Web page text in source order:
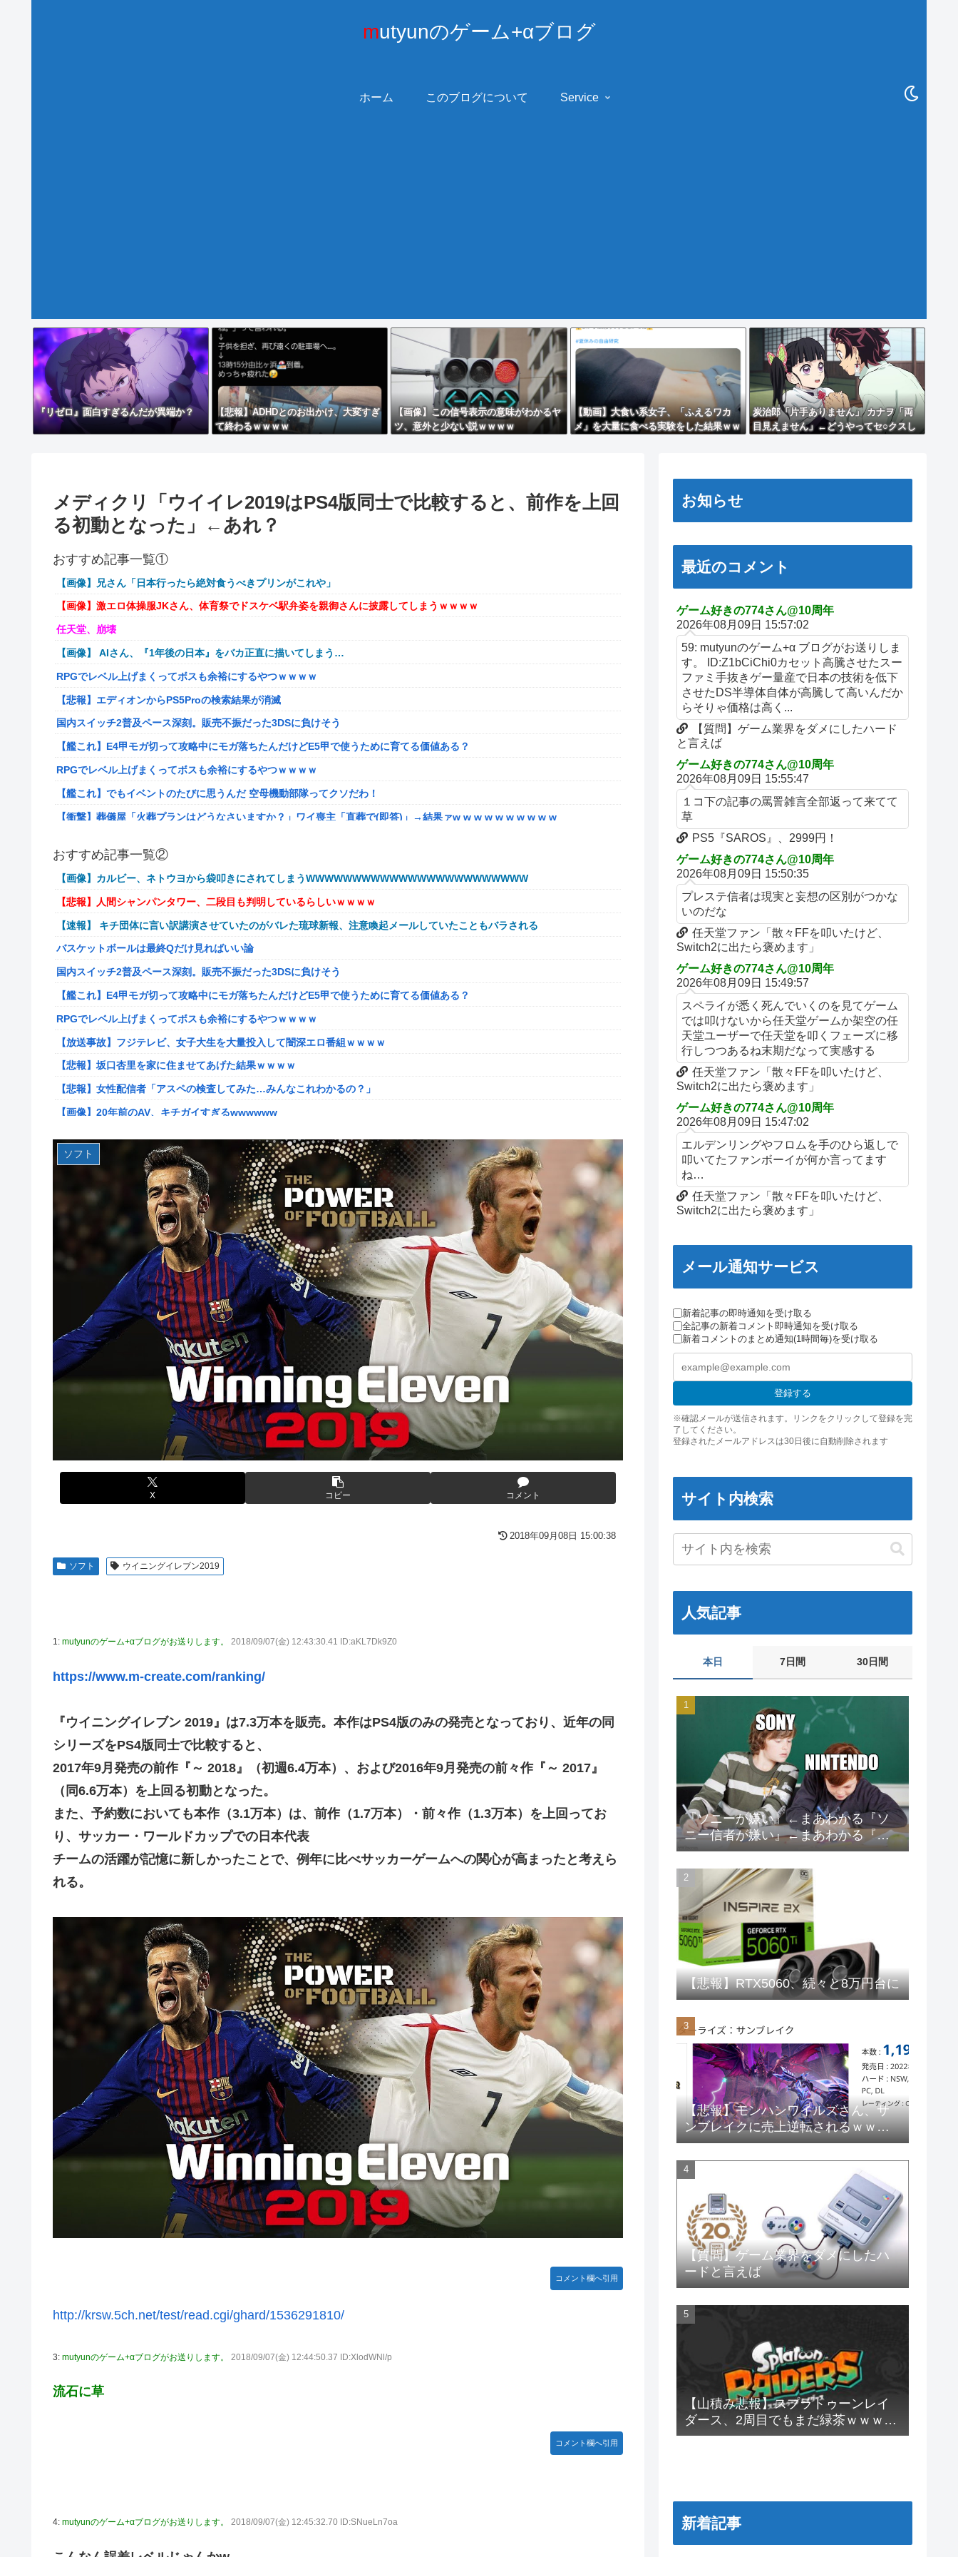
mutyunのゲーム+αブログ
ホーム このブログについて Service
『リゼロ』面白すぎるんだが異端か？
【悲報】ADHDとのお出かけ、大変すぎ
て終わるｗｗｗｗ
【画像】この信号表示の意味がわかるヤ
ツ、意外と少ない説ｗｗｗｗ
【動画】大食い系女子、「ふえるワカ
メ」を大量に食べる実験をした結果ｗｗ
炭治郎「片手ありません」 カナヲ「両
目見えません」←どうやってセ○クスし
メディクリ「ウイイレ2019はPS4版同士で比較すると、前作を上回
る初動となった」←あれ？
おすすめ記事一覧①
【画像】兄さん「日本行ったら絶対食うべきプリンがこれや」
【画像】激エロ体操服JKさん、体育祭でドスケベ駅弁姿を親御さんに披露してしまうｗｗｗｗ
任天堂、崩壊
【画像】 AIさん、『1年後の日本』をバカ正直に描いてしまう…
RPGでレベル上げまくってボスも余裕にするやつｗｗｗｗ
【悲報】エディオンからPS5Proの検索結果が消滅
国内スイッチ2普及ペース深刻。販売不振だった3DSに負けそう
【艦これ】E4甲モガ切って攻略中にモガ落ちたんだけどE5甲で使うために育てる価値ある？
RPGでレベル上げまくってボスも余裕にするやつｗｗｗｗ
【艦これ】でもイベントのたびに思うんだ 空母機動部隊ってクソだわ！
【衝撃】葬儀屋「火葬プランはどうなさいますか？」ワイ喪主「直葬で(即答)」→結果ァw w w w w w w w w w
【画像】このLINEでなんで女が怒ってるのか分かんない奴はモテない奴確定らしい←お前らは勿論わかるよな？？？？？？？
【動画】高校生さん、文化祭でコーヒーカップを作って大盛りあがり←なんかどっかで見たことあると話題に
【NGS】LG5「レアレンス」シリーズが強すぎると話題に【アプグレも約束】
【ｗ】長年育てやっと蕾がつき楽しみにしてたら動物の死肉に擬態（外観・腐肉臭）する花が！
『ゼルダの伝説』ゼルダ姫とリンクって毎回結ばれずに別の相手と子孫を残してるって本当…？
韓国人「英メディアや海外各社も一斉に韓国サッカー協会を巡る過去の不祥事を報道！」→「国際的な信用失墜の危機‥」
【画像】廃墟化したレンタルビデオ屋、そのまま時が止まってしまっていると話題にｗｗｗｗ
【悲報】女性配信者「アスペの検査してみた…みんなこれわかるの？」
【画像】ハンターハンターさん、ガチで最強の新能力を登場させてしまうｗｗｗｗｗｗｗ
【画像】週刊少年マガジン、限界突破
「テイルズオブシンフォニア リマスター」発売日が2/16に決定！最新の「発売日告知トレーラー」も公開！
実際『ゼルダ 時オカ』→『風タク』の時の空気感を知りたい
【悲報】女さん、歩行者を轢いた挙句、道路に倒れてどえらいことになってしまうw w w w w w w
海外「日本人はなんて気高いんだ！」 英高級紙も驚愕した極限の中の日本人の姿に世界が衝撃
【画像】このLINEでなんで女が怒ってるのか分かんない奴はモテない奴確定らしい←お前らは勿論わかるよな？？？？？？？
海外「日本なんて行くんじゃなかった…」 日本を知ってしまったディズニー信者、帰国後『本家』に失望する事態に
【艦これ】ひみつの通り道 他
LIAR GAME -ライアーゲーム- 第17話 感想：秋山さんの逆転の策がバレちゃった！
【画像】エチビデ女優さん、番組の企画でハッスルしすぎてしまうｗｗｗｗｗｗ
【ウマ娘】わたしの全力受け止めて♡ ←「またへんないきものがふえてる…」
【悲報】人気プロゲーマーと結婚したグラドル、息子の「自閉スペクトラム症」診断にショックで泣く
海外「全部日本の真似だったのか…」 日本の普通のテレビ番組が最新SNSの数十年先を行っていたと話題に
【ウマ娘】ジェンティル「そろそろ狩るわ...♥」
【エ●漫画】乱交物のエ●漫画←これｗｗｗ
【競馬】あの武ルメ痛バッグのファンさん、二人とツーショット！
【学マス】AIライザに対抗して学マスもAIアイドルを出そう
昭和戦隊のロボデザイン、配信で追って見ると…
【悲報】「美人すぎる県警本部長」失職ｗｗｗｗｗｗｗｗｗ
私の彼に裏表がなさすぎる 第3話
やる夫のダンジョン運営記183-雑談所ネタ118 懺悔小ネタ「創刻のファイアホイール」+埋めネタ「ファイアホイールTCG・
【にじさんじ】委員長、Claude Codeまで手出してるんか…『もう何でも作れそうやな』
やる夫「催眠アプリを手に入れたんだけど……これ必要だった？」 第29話
【悲報】エルデンリング始めたけど難しい
モバＰ「アイドルにセクハラをします」
【画像】漫画・アニメの「武人系敵幹部」に付きまといがちな疑問ｗｗｗｗ
おでこ封印！中村アン、“前髪あり”の新ヘアスタイルに「新鮮でたまらん」の声【画像】
【種運命】ネオが結局よく分からないまま新しい映画が終わった後ももやもやしてる
乃木坂ど新規の5期オタさんってもしかして、賀喜遥香のインスタフォロワー初動が大して伸びないと思ってませんでした？
24h16.3万でぶっちぎりですよ笑
焦げだらけの業務用鉄板が水と蒸気で鏡のようにピカピカに「味が全部流れていく！」【海外の反応】
YAC卒業の日
【画像あり】ロピアのパワー全開おにぎり「444円」がコチラｗｗｗｗｗ
【NMB48】坂下真心期待できそう
賀喜遥香 ｢さくちゃんはちいかわ｣ 遠藤さくら ｢かっきーはハチワレ｣【乃木坂46】
おすすめ記事一覧②
【画像】カルビー、ネトウヨから袋叩きにされてしまうWWWWWWWWWWWWWWWWWWWWWWWW
【悲報】人間シャンパンタワー、二段目も判明しているらしいｗｗｗｗ
【速報】 キチ団体に言い訳講演させていたのがバレた琉球新報、注意喚起メールしていたこともバラされる
バスケットボールは最終Qだけ見ればいい論
国内スイッチ2普及ペース深刻。販売不振だった3DSに負けそう
【艦これ】E4甲モガ切って攻略中にモガ落ちたんだけどE5甲で使うために育てる価値ある？
RPGでレベル上げまくってボスも余裕にするやつｗｗｗｗ
【放送事故】フジテレビ、女子大生を大量投入して闇深エロ番組ｗｗｗｗ
【悲報】坂口杏里を家に住ませてあげた結果ｗｗｗｗ
【悲報】女性配信者「アスペの検査してみた…みんなこれわかるの？」
【画像】20年前のAV、キチガイすぎるwwwwww
【朗報】菅直人元総理、再評価されるｗｗｗｗｗｗｗｗｗｗｗｗｗｗｗｗｗｗ
【画像】このLINEでなんで女が怒ってるのか分かんない奴はモテない奴確定らしい←お前らは勿論わかるよな？？？？？？？
海外「日本は戦勝国なんだよ」 戦後の日本人の特別な生き様に各国から称賛の声
【悲報画像】イキリたい年頃の中学生さん、和彫を入れて人生終了へ←これw w w w w w
実際『ゼルダ 時オカ』→『風タク』の時の空気感を知りたい
【画像】サンモニの女子アナさん、日曜の朝から素材を提供してしまう
【画像】スト6に彗星の如く現れたフィリピン人キャラが可愛すぎると話題に！
【動画】タイのティパンコーン王子が日本人女性とデートか？
【悲報】『メイドインアビス』主題歌にVTuber起用→また炎上 もう何回目だよ…
【試合実況】西武２軍スタメン 先発:杉山遙希（2026.8.9）
芸能人 「車の任意保険は強制にしろ、保険にも入れないヤツは運転すんな！法律を改正しろ！！」
【J2第1節 鳥栖×甲府】鳥栖が好相性の甲府に2-0快勝で5年ぶり開幕白星！田中雄大は古巣に恩返しPK弾
ソフト
X コピー コメント
2018年09月08日 15:00:38
ソフト ウイニングイレブン2019
1: mutyunのゲーム+αブログがお送りします。 2018/09/07(金) 12:43:30.41 ID:aKL7Dk9Z0
https://www.m-create.com/ranking/
『ウイニングイレブン 2019』は7.3万本を販売。本作はPS4版のみの発売となっており、近年の同
シリーズをPS4版同士で比較すると、
2017年9月発売の前作『～ 2018』（初週6.4万本）、および2016年9月発売の前々作『～ 2017』
（同6.6万本）を上回る初動となった。
また、予約数においても本作（3.1万本）は、前作（1.7万本）・前々作（1.3万本）を上回ってお
り、サッカー・ワールドカップでの日本代表
チームの活躍が記憶に新しかったことで、例年に比べサッカーゲームへの関心が高まったと考えら
れる。
コメント欄へ引用
http://krsw.5ch.net/test/read.cgi/ghard/1536291810/
3: mutyunのゲーム+αブログがお送りします。 2018/09/07(金) 12:44:50.37 ID:XlodWNl/p
流石に草
コメント欄へ引用
4: mutyunのゲーム+αブログがお送りします。 2018/09/07(金) 12:45:32.70 ID:SNueLn7oa
お知らせ
最近のコメント
ゲーム好きの774さん@10周年
2026年08月09日 15:57:02
59: mutyunのゲーム+α ブログがお送りしま
す。 ID:Z1bCiChi0カセット高騰させたスー
ファミ手抜きゲー量産で日本の技術を低下
させたDS半導体自体が高騰して高いんだか
らそりゃ価格は高く...
【質問】ゲーム業界をダメにしたハード
と言えば
ゲーム好きの774さん@10周年
2026年08月09日 15:55:47
１コ下の記事の罵詈雑言全部返って来てて
草
PS5『SAROS』、2999円！
ゲーム好きの774さん@10周年
2026年08月09日 15:50:35
プレステ信者は現実と妄想の区別がつかな
いのだな
任天堂ファン「散々FFを叩いたけど、
Switch2に出たら褒めます」
ゲーム好きの774さん@10周年
2026年08月09日 15:49:57
スペライが悉く死んでいくのを見てゲーム
では叩けないから任天堂ゲームか架空の任
天堂ユーザーで任天堂を叩くフェーズに移
行しつつあるね末期だなって実感する
任天堂ファン「散々FFを叩いたけど、
Switch2に出たら褒めます」
ゲーム好きの774さん@10周年
2026年08月09日 15:47:02
エルデンリングやフロムを手のひら返しで
叩いてたファンボーイが何か言ってます
ね…
任天堂ファン「散々FFを叩いたけど、
Switch2に出たら褒めます」
メール通知サービス
新着記事の即時通知を受け取る
全記事の新着コメント即時通知を受け取る
新着コメントのまとめ通知(1時間毎)を受け取る
登録する
※確認メールが送信されます。リンクをクリックして登録を完
了してください。
登録されたメールアドレスは30日後に自動削除されます
サイト内検索
人気記事
本日 7日間 30日間
『ソニーが嫌い』←まあわかる『ソ
ニー信者が嫌い』←まあわかる『任
天堂信者が嫌い』←まあわかる
【悲報】RTX5060、続々と8万円台に
【悲報】モンハンワイルズさん、サ
ンブレイクに売上逆転されるｗｗｗ
ｗｗ
【質問】ゲーム業界をダメにしたハ
ードと言えば
【山積み悲報】スプラトゥーンレイ
ダース、2周目でもまだ緑茶ｗｗｗｗ
ｗｗ
新着記事